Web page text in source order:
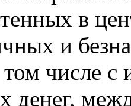
в
и
числе с
денег,